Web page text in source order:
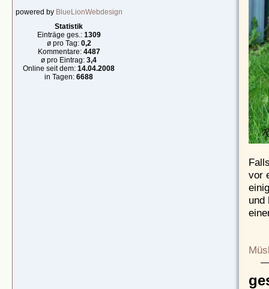
powered by BlueLionWebdesign
Statistik
Einträge ges.: 1309
ø pro Tag: 0,2
Kommentare: 4487
ø pro Eintrag:3,4
Online seit dem:14.04.2008
in Tagen:6688
vor
und